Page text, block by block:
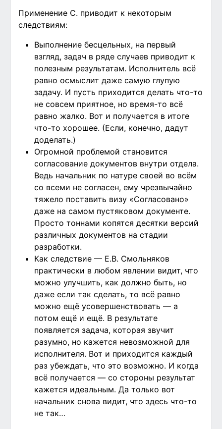
Применение С. приводит к некоторым
следствиям:
Выполнение бесцельных, на первый
взгляд, задач в ряде случаев приводит к
полезным результатам. Исполнитель всё
равно осмыслит даже самую глупую
задачу. И пусть приходится делать что-то
не совсем приятное, но время-то всё
равно жалко. Вот и получается в итоге
что-то хорошее. (Если, конечно, дадут
доделать.)
Огромной проблемой становится
согласование документов внутри отдела.
Ведь начальник по натуре своей во всём
со всеми не согласен, ему чрезвычайно
тяжело поставить визу «Согласовано»
даже на самом пустяковом документе.
Просто тоннами копятся десятки версий
различных документов на стадии
разработки.
Как следствие — Е.В. Смольняков
практически в любом явлении видит, что
можно улучшить, как должно быть, но
даже если так сделать, то всё равно
можно ещё усовершенствовать — а
потом ещё и ещё. В результате
появляется задача, которая звучит
разумно, но кажется невозможной для
исполнителя. Вот и приходится каждый
раз убеждать, что это возможно. И когда
всё получается — со стороны результат
кажется идеальным. Да только вот
начальник снова видит, что здесь что-то
не так…